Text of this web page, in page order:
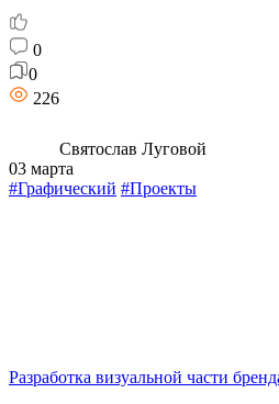
0
0
226
Святослав Луговой
03 марта
#Графический #Проекты
Разработка визуальной части